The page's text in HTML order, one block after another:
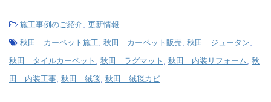
-施工事例のご紹介, 更新情報
-秋田 カーペット施工, 秋田 カーペット販売, 秋田 ジュータン,
秋田 タイルカーペット , 秋田 ラグマット , 秋田 内装リフォーム, 秋
田 内装工事, 秋田 絨毯, 秋田 絨毯カビ